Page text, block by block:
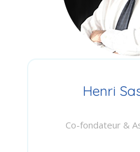
Henri
Co-fondateur &